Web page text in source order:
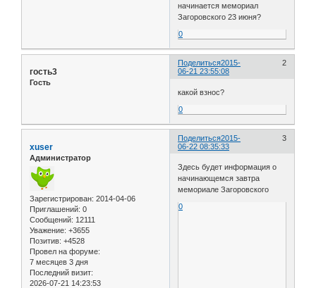
начинается мемориал
Загоровского 23 июня?
0
Поделиться 2
2015-
06-21 23:55:08
гость3
Гость
какой взнос?
0
Поделиться 3
2015-
06-22 08:35:33
xuser
Администратор
Зарегистрирован: 2014-04-06
Приглашений: 0
Сообщений: 12111
Уважение: +3655
Позитив: +4528
Провел на форуме:
7 месяцев 3 дня
Последний визит:
2026-07-21 14:23:53
Здесь будет информация о
начинающемся завтра
мемориале Загоровского
0